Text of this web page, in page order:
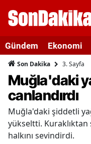
Gündem Ekonomi
Son Dakika 3. Sayfa
Muğla'daki
canlandırdı
Muğla'daki şiddetli
yükseltti.
halkını sevindirdi.